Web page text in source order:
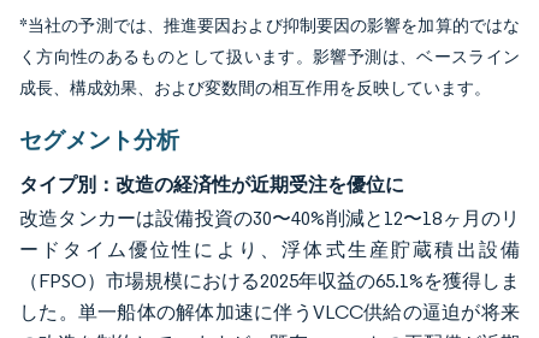
*当社の予測では、推進要因および抑制要因の影響を加算的ではな
く方向性のあるものとして扱います。影響予測は、ベースライン
成長、構成効果、および変数間の相互作用を反映しています。
セグメント分析
タイプ別：改造の経済性が近期受注を優位に
改造タンカーは設備投資の30〜40%削減と12〜18ヶ月のリ
ードタイム優位性により、浮体式生産貯蔵積出設備
（FPSO）市場規模における2025年収益の65.1%を獲得しま
した。単一船体の解体加速に伴うVLCC供給の逼迫が将来